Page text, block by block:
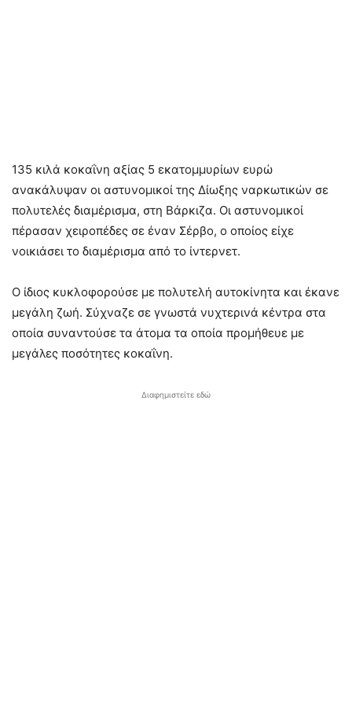
135 κιλά κοκαΐνη αξίας 5 εκατομμυρίων ευρώ
ανακάλυψαν οι αστυνομικοί της Δίωξης ναρκωτικών σε
πολυτελές διαμέρισμα, στη Βάρκιζα. Οι αστυνομικοί
πέρασαν χειροπέδες σε έναν Σέρβο, ο οποίος είχε
νοικιάσει το διαμέρισμα από το ίντερνετ.
Ο ίδιος κυκλοφορούσε με πολυτελή αυτοκίνητα και έκανε
μεγάλη ζωή. Σύχναζε σε γνωστά νυχτερινά κέντρα στα
οποία συναντούσε τα άτομα τα οποία προμήθευε με
μεγάλες ποσότητες κοκαΐνη.
Διαφημιστείτε εδώ